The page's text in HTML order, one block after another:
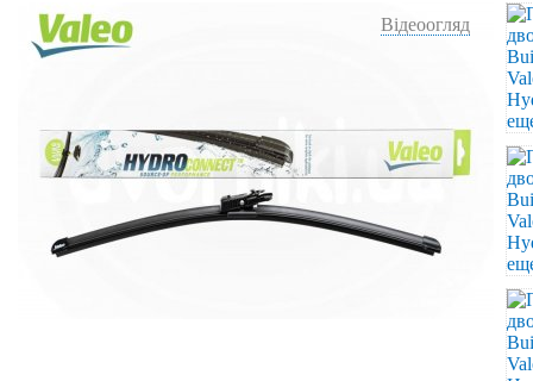
Відеоогляд